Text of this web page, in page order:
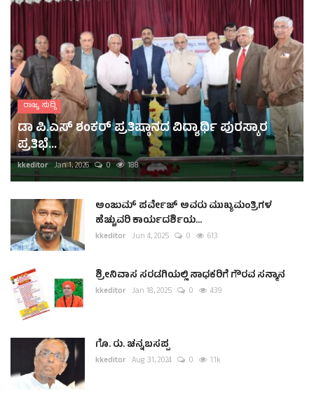
ರಾಜ್ಯ ಸುದ್ದಿ
ಡಾ ಪಿ.ಎಸ್ ಶಂಕರ್ ಪ್ರತಿಷ್ಠಾನದ ವಿದ್ಯಾರ್ಥಿ ಪುರಸ್ಕಾರ
ಪ್ರತಿಭೆ...
kkeditor Jan 1, 2026 0 188
ಅಂಜುಮ್ ಪರ್ವೇಜ್ ಅವರು ಮುಖ್ಯಮಂತ್ರಿಗಳ
ಹೆಚ್ಚುವರಿ ಕಾರ್ಯದರ್ಶಿಯ...
kkeditor Jun 4, 2025 0 613
ಶ್ರೀನಿವಾಸ ಸರಡಗಿಯಲ್ಲಿ ಸಾಧಕರಿಗೆ ಗೌರವ ಸನ್ಮಾನ
kkeditor Jan 18, 2025 0 439
ಗೊ. ರು. ಚನ್ನಬಸಪ್ಪ
kkeditor Aug 31, 2024 0 1.1k